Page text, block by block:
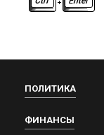
ПОЛИТИКА
ФИНАНСЫ